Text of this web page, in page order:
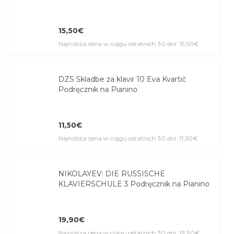
15,50€
Najniższa cena w ciągu ostatnich 30 dni: 15,50€
DZS Skladbe za klavir 10 Eva Kvartič
Podręcznik na Pianino
11,50€
Najniższa cena w ciągu ostatnich 30 dni: 11,50€
NIKOLAYEV: DIE RUSSISCHE
KLAVIERSCHULE 3 Podręcznik na Pianino
19,90€